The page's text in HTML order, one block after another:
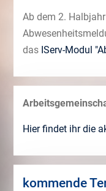
Ab dem 2.
das IServ-Modul
Hier findet ihr die
kommende